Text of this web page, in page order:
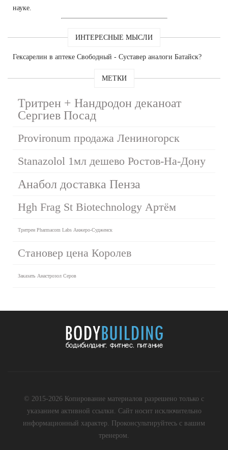
науке.
ИНТЕРЕСНЫЕ МЫСЛИ
Гексарелин в аптеке Свободный - Суставер аналоги Батайск?
МЕТКИ
Тритрен + Нандродон деканоат
Сергиев Посад
Provironum продажа Лениногорск
Stanazolol 1мл дешево Ростов-На-Дону
Анабол доставка Пенза
Hgh Frag St Biotechnology Артём
Тритрен Pharmacom Labs Анжеро-Судженск
Становер цена Королев
Заказать Анастрозол Серов
© 2015-2026 Копирование материалов разрешено только с
указанием активной ссылки. Сайт носит исключительно
информационный характер. Проконсультируйтесь с вашим
тренером.